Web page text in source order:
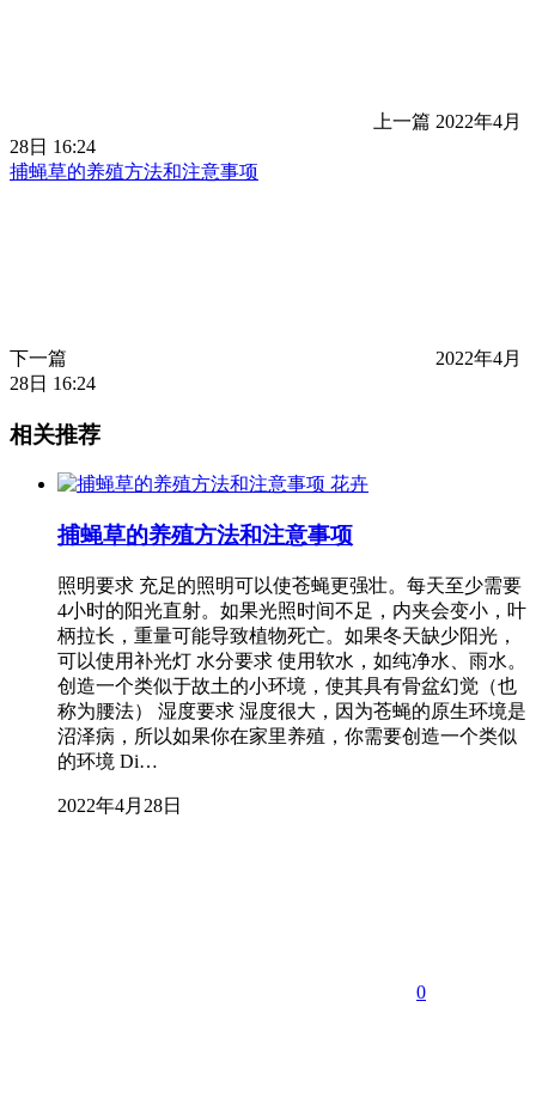
上一篇 2022年4月
28日 16:24
捕蝇草的养殖方法和注意事项
下一篇
2022年4月
28日 16:24
相关推荐
花卉
捕蝇草的养殖方法和注意事项
照明要求 充足的照明可以使苍蝇更强壮。每天至少需要
4小时的阳光直射。如果光照时间不足，内夹会变小，叶
柄拉长，重量可能导致植物死亡。如果冬天缺少阳光，
可以使用补光灯 水分要求 使用软水，如纯净水、雨水。
创造一个类似于故土的小环境，使其具有骨盆幻觉（也
称为腰法） 湿度要求 湿度很大，因为苍蝇的原生环境是
沼泽病，所以如果你在家里养殖，你需要创造一个类似
的环境 Di…
2022年4月28日
0